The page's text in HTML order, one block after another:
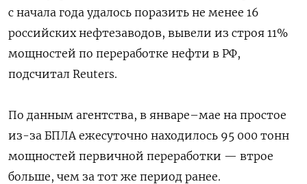
с начала года удалось поразить не менее 16
российских нефтезаводов, вывели из строя 11%
мощностей по переработке нефти в РФ,
подсчитал Reuters.
По данным агентства, в январе–мае на простое
из-за БПЛА ежесуточно находилось 95 000 тонн
мощностей первичной переработки — втрое
больше, чем за тот же период ранее.